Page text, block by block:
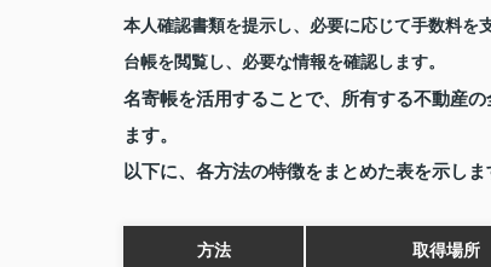
本人確認書類を提示し、必要に応じて手数料を
台帳を閲覧し、必要な情報を確認します。
名寄帳を活用することで、所有する不動産
ます。
以下に、各方法の特徴をまとめた表を示しま
方法 取得場所